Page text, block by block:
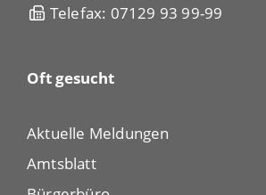
Telefax: 07129 93 99-99
Oft gesucht
Aktuelle Meldungen
Amtsblatt